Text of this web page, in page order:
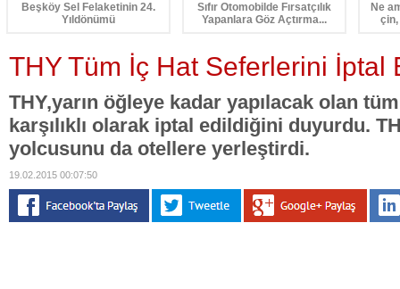
Beşköy Sel Felaketinin 24.
Yıldönümü
Sıfır Otomobilde Fırsatçılık
Yapanlara Göz Açtırma...
Ne
THY Tüm İç Hat Seferlerini İptal
THY,yarın öğleye kadar yapılacak olan
karşılıklı olarak iptal edildiğini duyurdu.
yolcusunu da otellere yerleştirdi.
19.02.2015 00:07:50